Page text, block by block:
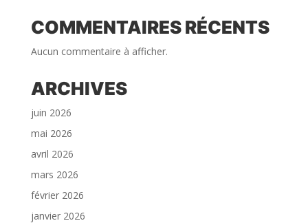
COMMENTAIRES RÉCENTS
Aucun commentaire à afficher.
ARCHIVES
juin 2026
mai 2026
avril 2026
mars 2026
février 2026
janvier 2026